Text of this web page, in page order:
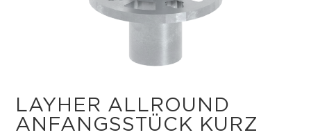
LAYHER ALLROUND
ANFANGSSTÜCK KURZ